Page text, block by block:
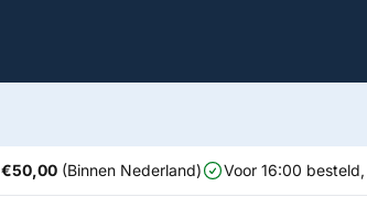
€50,00(Binnen Nederland) Voor 16:00 besteld,